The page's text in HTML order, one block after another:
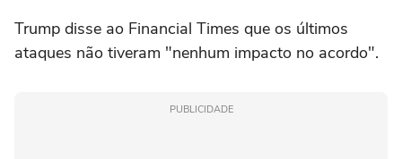
Trump disse ao Financial Times que os últimos
ataques não tiveram "nenhum impacto no acordo".
PUBLICIDADE